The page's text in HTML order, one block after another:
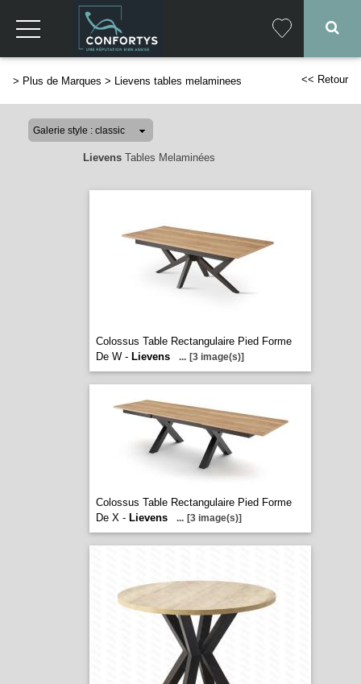
> Plus de Marques > Lievens tables melaminees << Retour
LievensTables Melaminées
Colossus Table Rectangulaire Pied Forme
De W - Lievens ... [3 image(s)]
Colossus Table Rectangulaire Pied Forme
De X - Lievens ... [3 image(s)]